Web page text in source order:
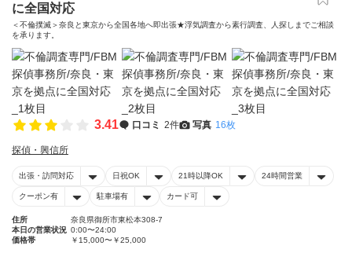
に全国対応
＜不倫撲滅＞奈良と東京から全国各地へ即出張★浮気調査から素行調査、人探しまでご相談
を承ります。
3.41 口コミ 2件 写真 16枚
探偵・興信所
出張・訪問対応 日祝OK 21時以降OK 24時間営業
クーポン有 駐車場有 カード可
住所
奈良県御所市東松本308-7
本日の営業状況 0:00〜24:00
価格帯
￥15,000〜￥25,000